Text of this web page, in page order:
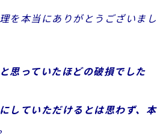
を本当にありがとうございまし
思っていたほどの破損でした
していただけるとは思わず、本